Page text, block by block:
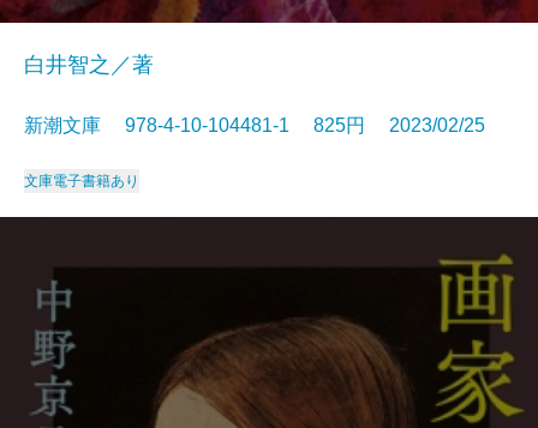
白井智之／著
新潮文庫 978-4-10-104481-1 825円 2023/02/25
文庫電子書籍あり